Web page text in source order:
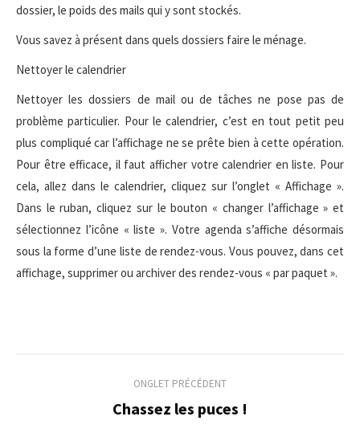
dossier, le poids des mails qui y sont stockés.
Vous savez à présent dans quels dossiers faire le ménage.
Nettoyer le calendrier
Nettoyer les dossiers de mail ou de tâches ne pose pas de
problème particulier. Pour le calendrier, c’est en tout petit peu
plus compliqué car l’affichage ne se prête bien à cette opération.
Pour être efficace, il faut afficher votre calendrier en liste. Pour
cela, allez dans le calendrier, cliquez sur l’onglet « Affichage ».
Dans le ruban, cliquez sur le bouton « changer l’affichage » et
sélectionnez l’icône « liste ». Votre agenda s’affiche désormais
sous la forme d’une liste de rendez-vous. Vous pouvez, dans cet
affichage, supprimer ou archiver des rendez-vous « par paquet ».
ONGLET PRÉCÉDENT
Onglet
Chassez les puces !